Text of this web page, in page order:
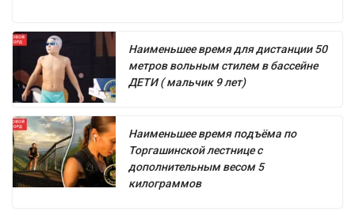
Наименьшее время для дистанции 50
метров вольным стилем в бассейне
ДЕТИ ( мальчик 9 лет)
Наименьшее время подъёма по
Торгашинской лестнице с
дополнительным весом 5
килограммов